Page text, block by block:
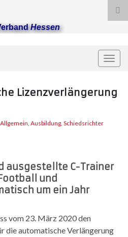
Hessen
Lizenzverlängerung
Allgemein, Ausbildung, Schiedsrichter
ausgestellte C-Trainer
und
um ein Jahr
vom 23. März 2020 den
die automatische Verlängerung